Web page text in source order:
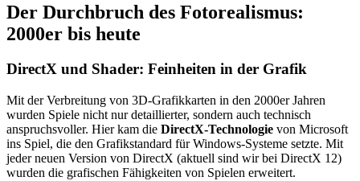
Der Durchbruch des Fotorealismus:
2000er bis heute
DirectX und Shader: Feinheiten in der Grafik
Mit der Verbreitung von 3D-Grafikkarten in den 2000er Jahren
wurden Spiele nicht nur detaillierter, sondern auch technisch
anspruchsvoller. Hier kam die DirectX-Technologie von Microsoft
ins Spiel, die den Grafikstandard für Windows-Systeme setzte. Mit
jeder neuen Version von DirectX (aktuell sind wir bei DirectX 12)
wurden die grafischen Fähigkeiten von Spielen erweitert.